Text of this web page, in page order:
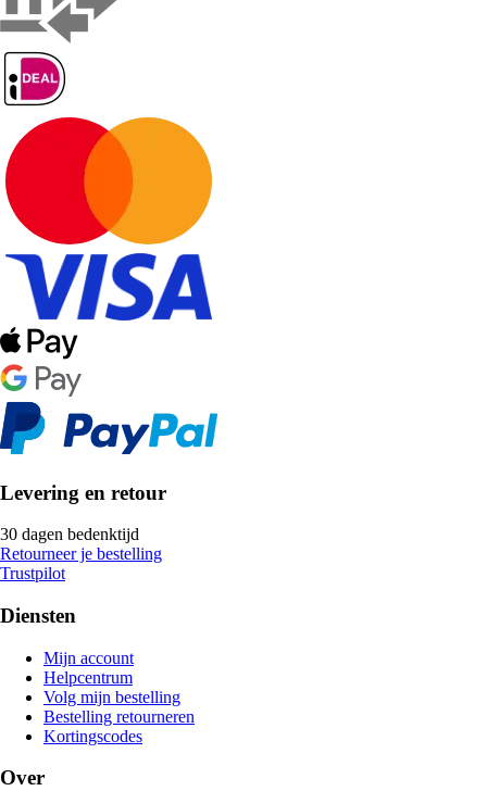
Levering en retour
30 dagen bedenktijd
Retourneer je bestelling
Trustpilot
Diensten
Mijn account
Helpcentrum
Volg mijn bestelling
Bestelling retourneren
Kortingscodes
Over